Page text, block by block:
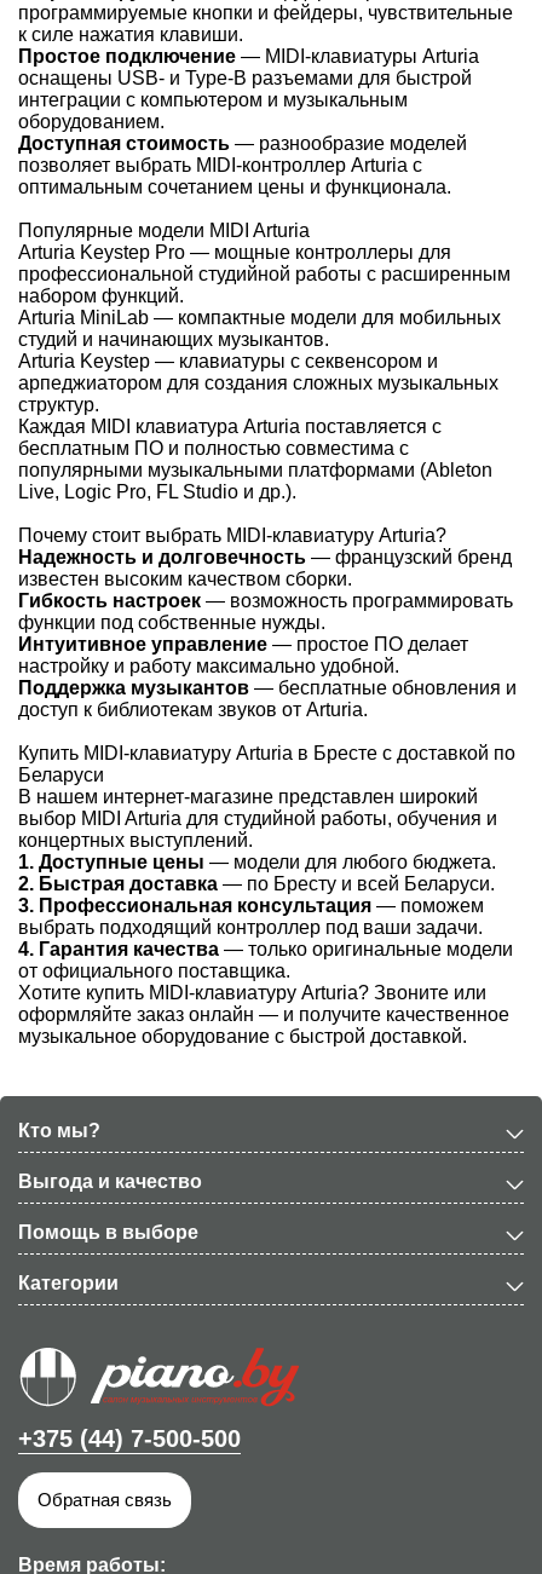
программируемые кнопки и фейдеры, чувствительные
к силе нажатия клавиши.
Простое подключение — MIDI-клавиатуры Arturia
оснащены USB- и Type-B разъемами для быстрой
интеграции с компьютером и музыкальным
оборудованием.
Доступная стоимость — разнообразие моделей
позволяет выбрать MIDI-контроллер Arturia с
оптимальным сочетанием цены и функционала.
Популярные модели MIDI Arturia
Arturia Keystep Pro — мощные контроллеры для
профессиональной студийной работы с расширенным
набором функций.
Arturia MiniLab — компактные модели для мобильных
студий и начинающих музыкантов.
Arturia Keystep — клавиатуры с секвенсором и
арпеджиатором для создания сложных музыкальных
структур.
Каждая MIDI клавиатура Arturia поставляется с
бесплатным ПО и полностью совместима с
популярными музыкальными платформами (Ableton
Live, Logic Pro, FL Studio и др.).
Почему стоит выбрать MIDI-клавиатуру Arturia?
Надежность и долговечность — французский бренд
известен высоким качеством сборки.
Гибкость настроек — возможность программировать
функции под собственные нужды.
Интуитивное управление — простое ПО делает
настройку и работу максимально удобной.
Поддержка музыкантов — бесплатные обновления и
доступ к библиотекам звуков от Arturia.
Купить MIDI-клавиатуру Arturia в Бресте с доставкой по
Беларуси
В нашем интернет-магазине представлен широкий
выбор MIDI Arturia для студийной работы, обучения и
концертных выступлений.
1. Доступные цены — модели для любого бюджета.
2. Быстрая доставка — по Бресту и всей Беларуси.
3. Профессиональная консультация — поможем
выбрать подходящий контроллер под ваши задачи.
4. Гарантия качества — только оригинальные модели
от официального поставщика.
Хотите купить MIDI-клавиатуру Arturia? Звоните или
оформляйте заказ онлайн — и получите качественное
музыкальное оборудование с быстрой доставкой.
Кто мы?
Выгода и качество
Помощь в выборе
Категории
+375 (44) 7-500-500
Обратная связь
Время работы: